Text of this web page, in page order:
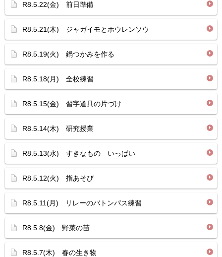
R8.5.22(金) 前日準備
R8.5.21(木) ジャガイモとホウレンソウ
R8.5.19(火) 鍋つかみを作る
R8.5.18(月) 全校練習
R8.5.15(金) 習字道具の片づけ
R8.5.14(木) 研究授業
R8.5.13(水) すきなもの いっぱい
R8.5.12(火) 指あそび
R8.5.11(月) リレーのバトンパス練習
R8.5.8(金) 野菜の苗
R8.5.7(木) 春の生き物